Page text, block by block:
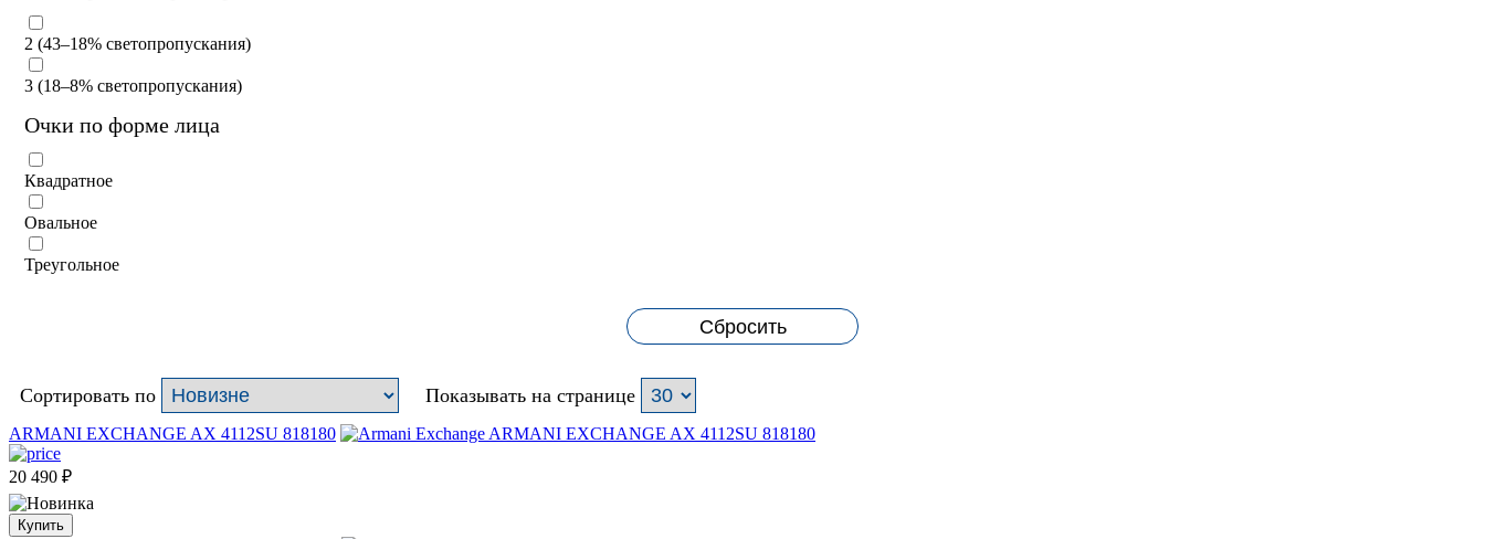
2 (43–18% светопропускания)
3 (18–8% светопропускания)
Очки по форме лица
Квадратное
Овальное
Треугольное
Сбросить
Сортировать по Показывать на странице
ARMANI EXCHANGE AX 4112SU 818180
20 490 ₽
Купить